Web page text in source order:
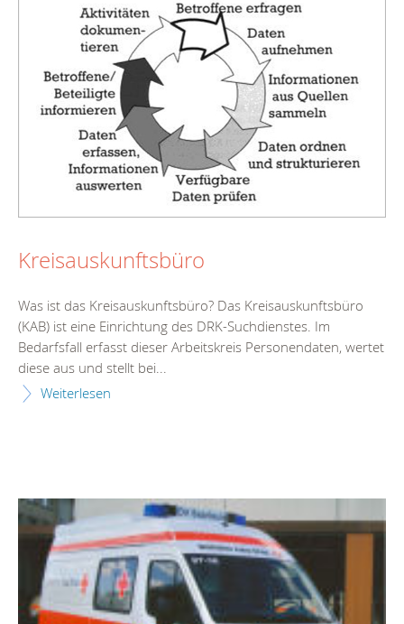
Kreisauskunftsbüro
Was ist das Kreisauskunftsbüro? Das Kreisauskunftsbüro
(KAB) ist eine Einrichtung des DRK-Suchdienstes. Im
Bedarfsfall erfasst dieser Arbeitskreis Personendaten, wertet
diese aus und stellt bei...
Weiterlesen